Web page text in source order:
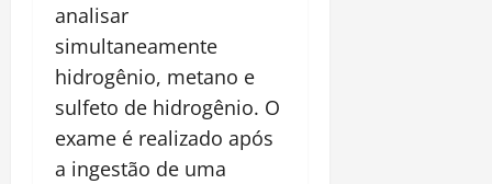
analisar
simultaneamente
hidrogênio, metano e
sulfeto de hidrogênio. O
exame é realizado após
a ingestão de uma